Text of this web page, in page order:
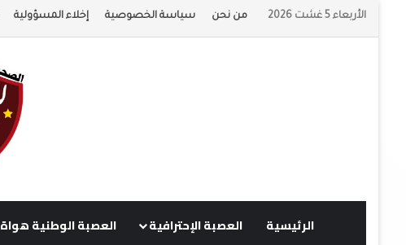
الأربعاء 5 غشت 2026 من نحن سياسة الخصوصية إخلاء المسؤولية
الرئيسية العصبة الإحترافية العصبة الوطنية هواة